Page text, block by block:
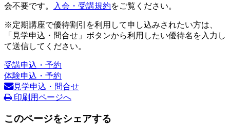
会不要です。
入会・受講規約をご覧ください。
※定期講座で優待割引を利用して申し込みされたい方は、
「見学申込・問合せ」ボタンから利用したい優待名を入力し
て送信してください。
受講申込・予約
体験申込・予約
見学申込・問合せ
印刷用ページへ
このページをシェアする